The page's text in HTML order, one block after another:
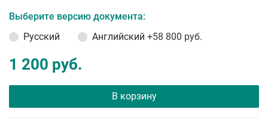
Выберите версию документа:
Русский
Английский +58 800 руб.
1 200 руб.
В корзину